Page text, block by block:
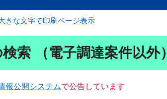
きな文字で印刷ページ表示
索 （電子調達案件以外）
報公開システムで公告しています